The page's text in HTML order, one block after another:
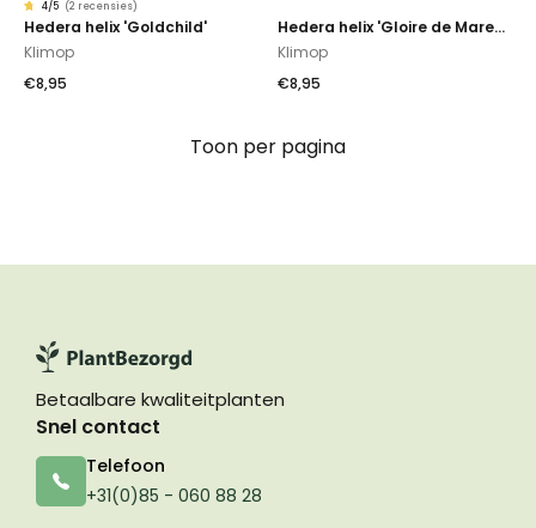
Gewaardeerd
4.00
5
gebaseerd
2
klantbeoordelingen
4/5 (2 recensies)
Hedera helix 'Goldchild'
Klimop
€8,95
Hedera helix 'Gloire de Marengo'
Klimop
€8,95
Toon per pagina
Betaalbare kwaliteitplanten
Snel contact
Telefoon
+31(0)85 - 060 88 28